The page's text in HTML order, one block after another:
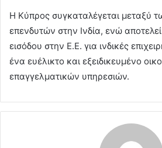
Η Κύπρος συγκαταλέγεται μεταξύ
επενδυτών στην Ινδία, ενώ
εισόδου στην Ε.Ε. για ινδικές
ένα ευέλικτο και εξειδικευμένο
επαγγελματικών υπηρεσιών.